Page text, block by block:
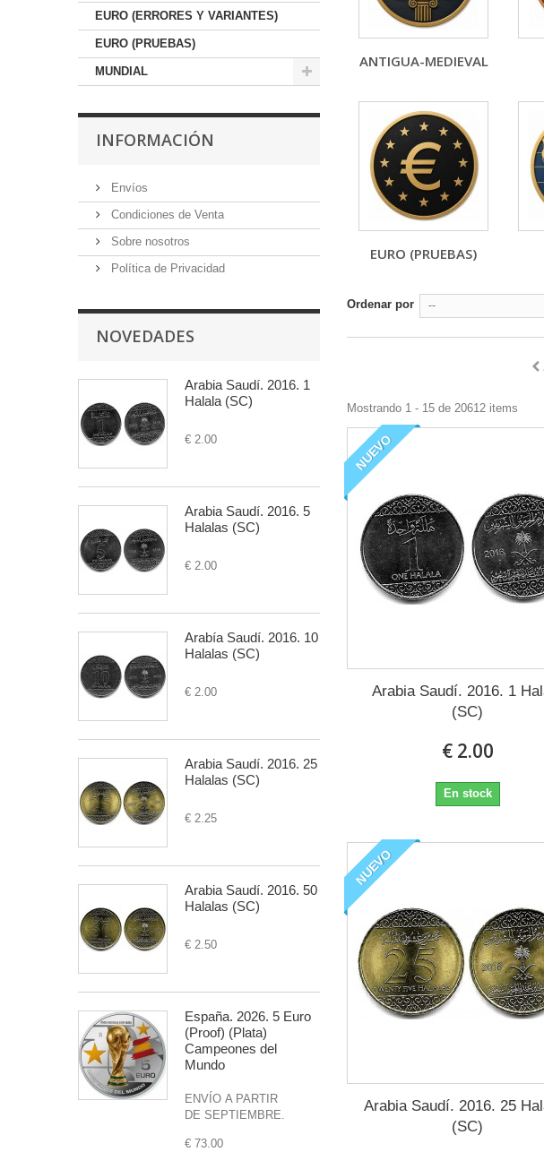
EURO (ERRORES Y VARIANTES)
EURO (PRUEBAS)
MUNDIAL
INFORMACIÓN
Envíos
Condiciones de Venta
Sobre nosotros
Política de Privacidad
NOVEDADES
Arabia Saudí. 2016. 1
Halala (SC)
€ 2.00
Arabia Saudí. 2016. 5
Halalas (SC)
€ 2.00
Arabía Saudí. 2016. 10
Halalas (SC)
€ 2.00
Arabia Saudí. 2016. 25
Halalas (SC)
€ 2.25
Arabia Saudí. 2016. 50
Halalas (SC)
€ 2.50
España. 2026. 5 Euro
(Proof) (Plata)
Campeones del
Mundo
ENVÍO A PARTIR
DE SEPTIEMBRE.
€ 73.00
ANTIGUA-MEDIEVAL
EURO (PRUEBAS)
Ordenar por --
Mostrando 1 - 15 de 20612 items
NUEVO
Arabia Saudí. 2016. 1
(SC)
€ 2.00
En stock
NUEVO
Arabia Saudí. 2016. 25
(SC)